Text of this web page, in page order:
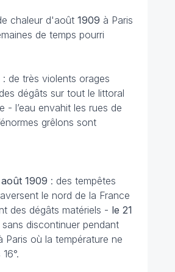
chaleur d'août 1909 à Paris
de temps pourri
: de très violents orages
dégâts sur tout le littoral
- l’eau envahit les rues de
grêlons sont
août 1909 : des tempêtes
le nord de la France
des dégâts matériels - le 21
discontinuer pendant
Paris où la température ne